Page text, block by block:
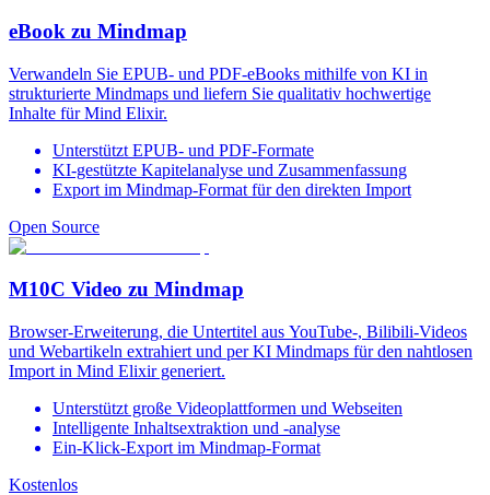
eBook zu Mindmap
Verwandeln Sie EPUB- und PDF-eBooks mithilfe von KI in
strukturierte Mindmaps und liefern Sie qualitativ hochwertige
Inhalte für Mind Elixir.
Unterstützt EPUB- und PDF-Formate
KI-gestützte Kapitelanalyse und Zusammenfassung
Export im Mindmap-Format für den direkten Import
Open Source
M10C Video zu Mindmap
Browser-Erweiterung, die Untertitel aus YouTube-, Bilibili-Videos
und Webartikeln extrahiert und per KI Mindmaps für den nahtlosen
Import in Mind Elixir generiert.
Unterstützt große Videoplattformen und Webseiten
Intelligente Inhaltsextraktion und -analyse
Ein-Klick-Export im Mindmap-Format
Kostenlos